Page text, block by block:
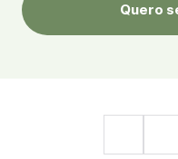
Quero